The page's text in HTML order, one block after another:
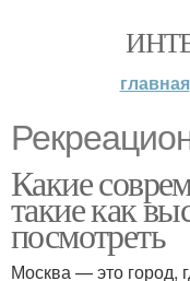
главная
Какие
такие как
посмотреть
Москва — это город,